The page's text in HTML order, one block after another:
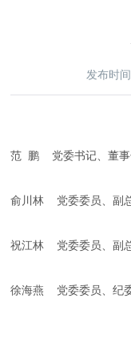
发布时
范 鹏 党委书记、董事
俞川林 党委委员、副
祝江林 党委委员、副
徐海燕 党委委员、纪